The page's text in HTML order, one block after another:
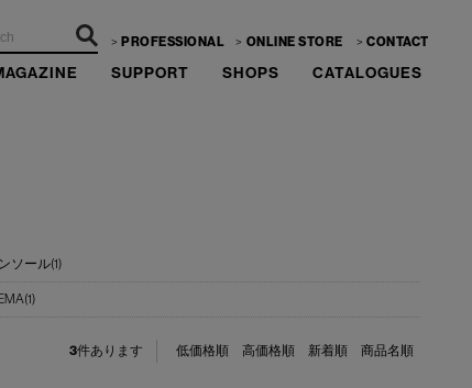
PROFESSIONAL ONLINE STORE CONTACT
SUPPORT SHOPS CATALOGUES
ソール(1)
低価格順 高価格順 新着順 商品名順
3件あります